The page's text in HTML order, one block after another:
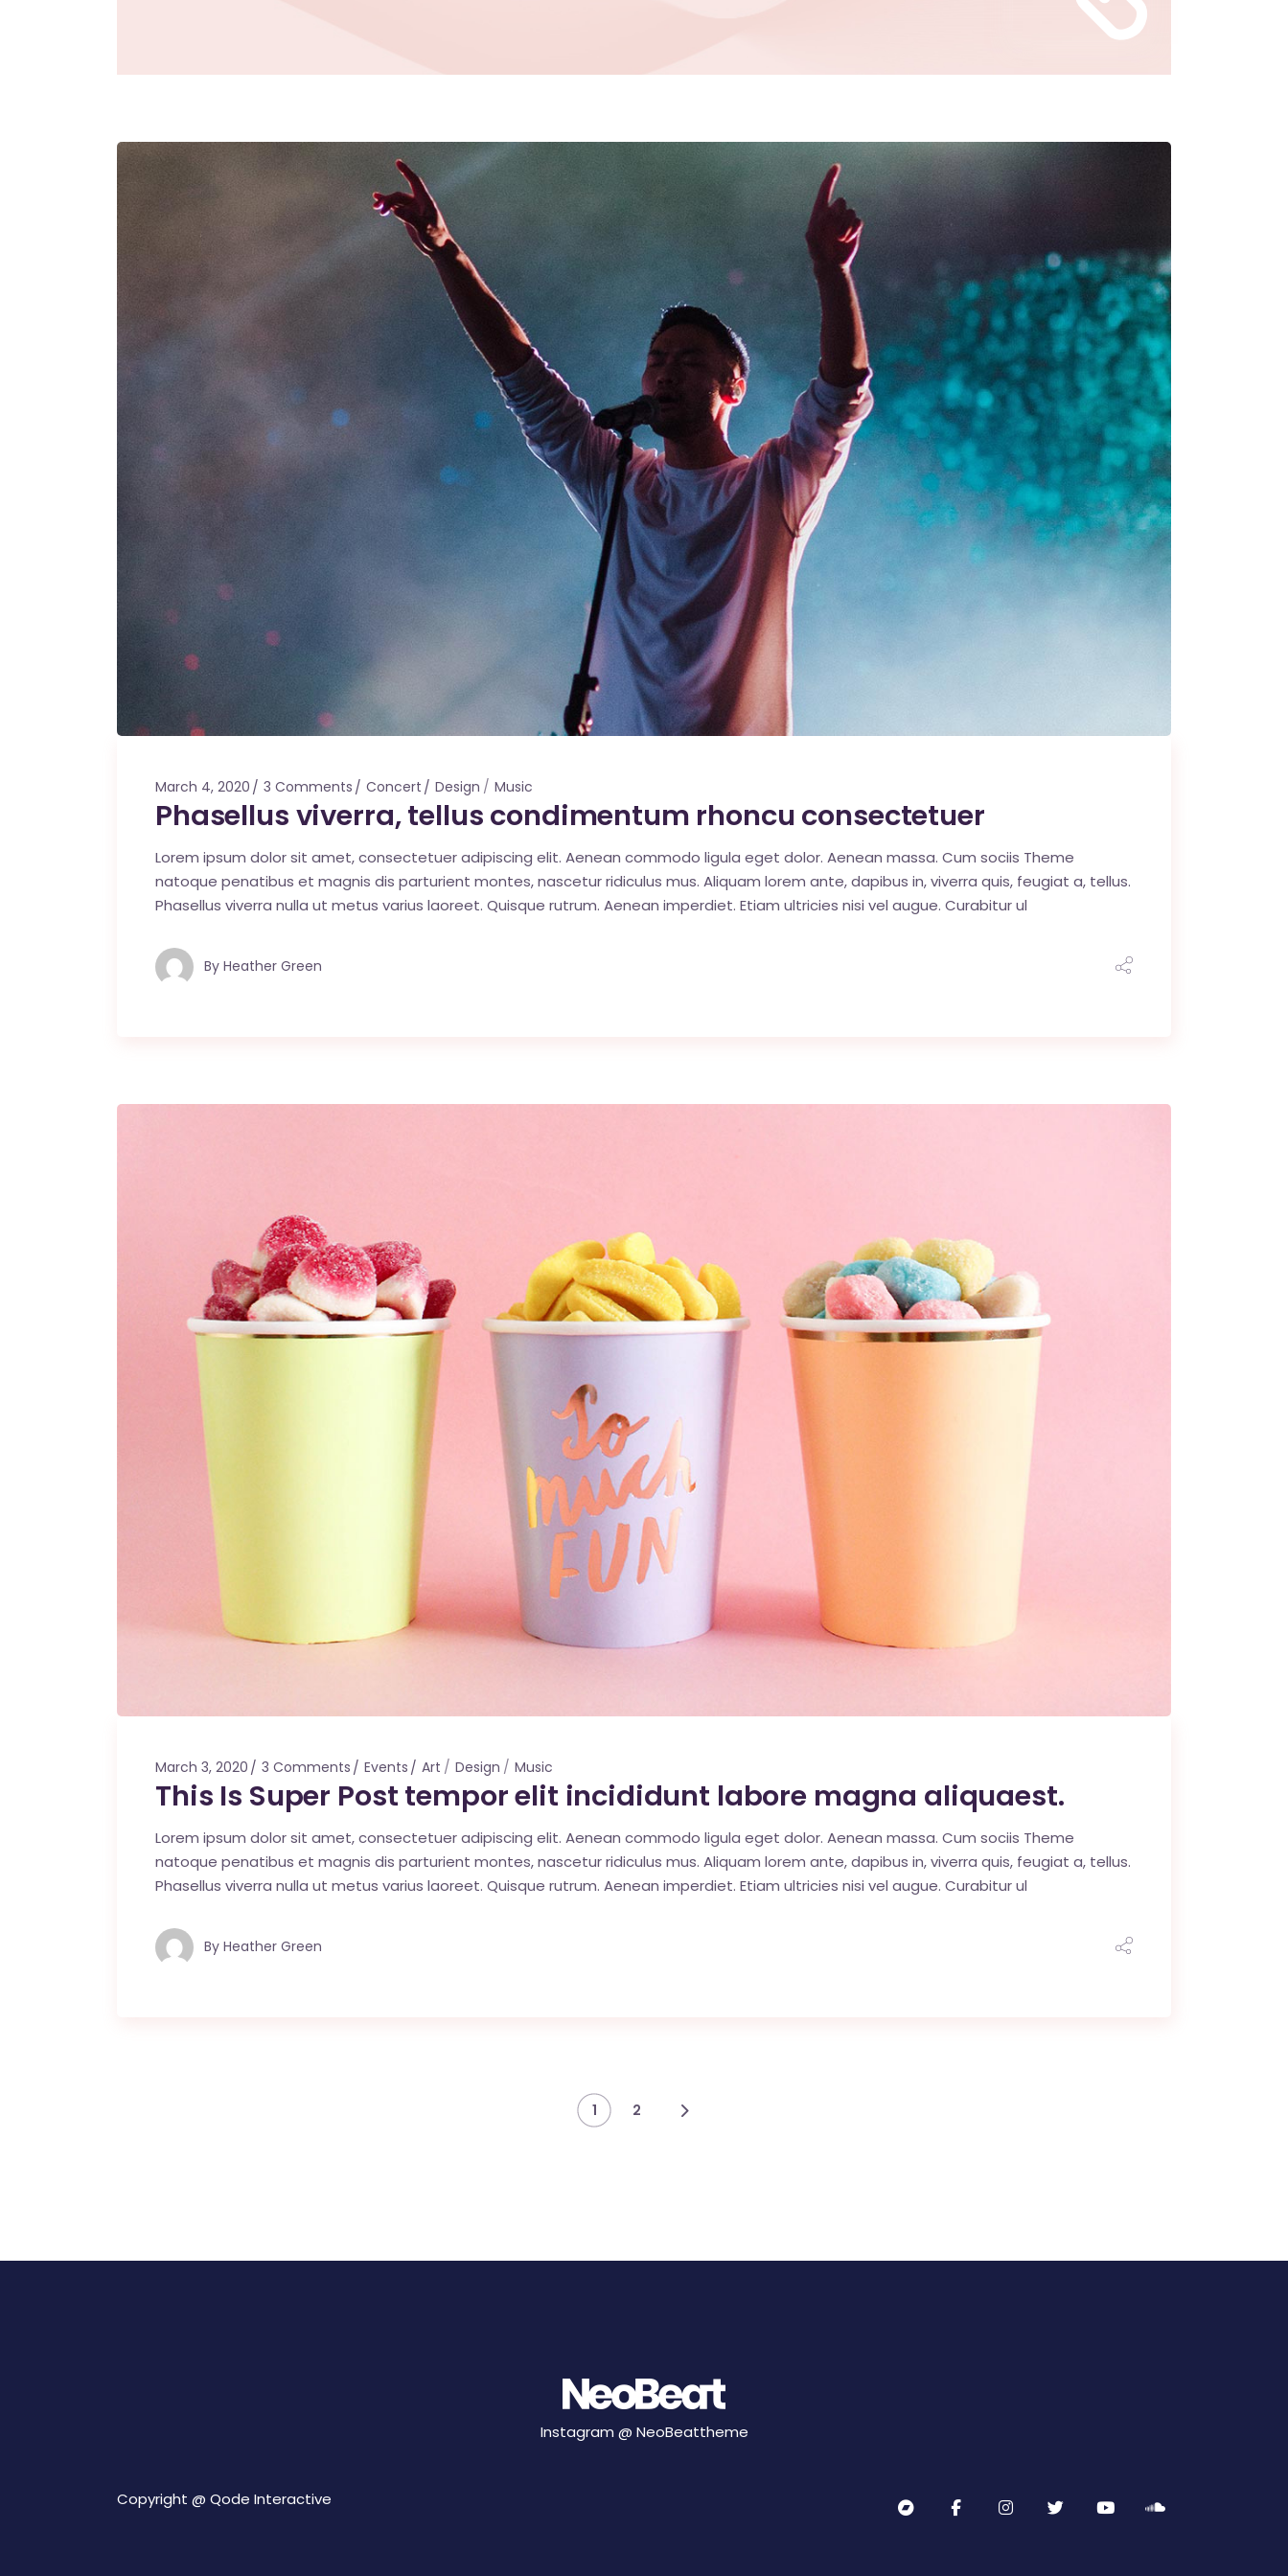
March 4, 2020 3 Comments Concert Design Music
Phasellus viverra, tellus condimentum rhoncu consectetuer
Lorem ipsum dolor sit amet, consectetuer adipiscing elit. Aenean commodo ligula eget dolor. Aenean massa. Cum sociis Theme
natoque penatibus et magnis dis parturient montes, nascetur ridiculus mus. Aliquam lorem ante, dapibus in, viverra quis, feugiat a, tellus.
Phasellus viverra nulla ut metus varius laoreet. Quisque rutrum. Aenean imperdiet. Etiam ultricies nisi vel augue. Curabitur ul
By Heather Green
March 3, 2020 3 Comments Events Art Design Music
This Is Super Post tempor elit incididunt labore magna aliquaest.
Lorem ipsum dolor sit amet, consectetuer adipiscing elit. Aenean commodo ligula eget dolor. Aenean massa. Cum sociis Theme
natoque penatibus et magnis dis parturient montes, nascetur ridiculus mus. Aliquam lorem ante, dapibus in, viverra quis, feugiat a, tellus.
Phasellus viverra nulla ut metus varius laoreet. Quisque rutrum. Aenean imperdiet. Etiam ultricies nisi vel augue. Curabitur ul
By Heather Green
1 2
Instagram @ NeoBeattheme
Copyright @ Qode Interactive